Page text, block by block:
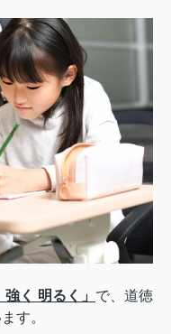
強く 明るく」 で、道徳
す。